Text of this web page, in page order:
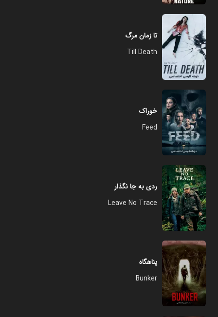
تا زمان مرگ
Till Death
خوراک
Feed
ردی به جا نگذار
Leave No Trace
پناهگاه
Bunker